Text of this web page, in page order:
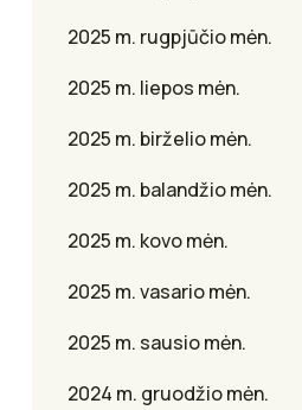
2025 m. rugpjūčio mėn.
2025 m. liepos mėn.
2025 m. birželio mėn.
2025 m. balandžio mėn.
2025 m. kovo mėn.
2025 m. vasario mėn.
2025 m. sausio mėn.
2024 m. gruodžio mėn.